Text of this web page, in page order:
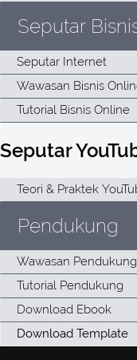
Seputar
Seputar
Pendukung